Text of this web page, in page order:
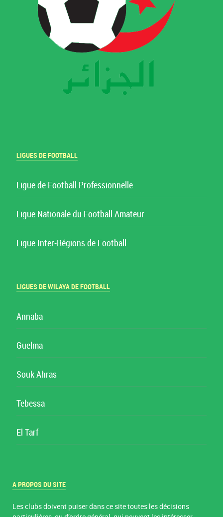
LIGUES DE FOOTBALL
Ligue de Football Professionnelle
Ligue Nationale du Football Amateur
Ligue Inter-Régions de Football
LIGUES DE WILAYA DE FOOTBALL
Annaba
Guelma
Souk Ahras
Tebessa
El Tarf
A PROPOS DU SITE
Les clubs doivent puiser dans ce site toutes les décisions